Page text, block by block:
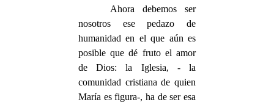
Ahora debemos ser
nosotros ese pedazo de
humanidad en el que aún es
posible que dé fruto el amor
de Dios: la Iglesia, - la
comunidad cristiana de quien
María es figura-, ha de ser esa